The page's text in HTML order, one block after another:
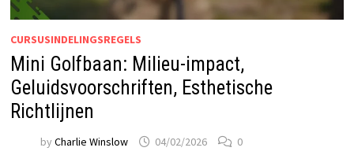
CURSUSINDELINGSREGELS
Mini Golfbaan: Milieu-impact,
Geluidsvoorschriften, Esthetische
Richtlijnen
by Charlie Winslow 04/02/2026 0